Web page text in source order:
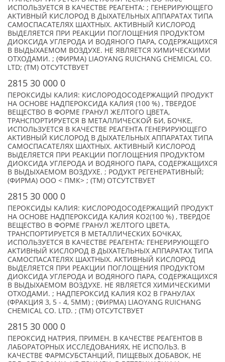
ИСПОЛЬЗУЕТСЯ В КАЧЕСТВЕ РЕАГЕНТА: ; ГЕНЕРИРУЮЩЕГО
АКТИВНЫЙ КИСЛОРОД В ДЫХАТЕЛЬНЫХ АППАРАТАХ ТИПА
САМОСПАСАТЕЛЯХ ШАХТНЫХ. АКТИВНЫЙ КИСЛОРОД
ВЫДЕЛЯЕТСЯ ПРИ РЕАКЦИИ ПОГЛОЩЕНИЯ ПРОДУКТОМ
ДИОКСИДА УГЛЕРОДА И ВОДЯНОГО ПАРА, СОДЕРЖАЩИХСЯ
В ВЫДЫХАЕМОМ ВОЗДУХЕ. НЕ ЯВЛЯЕТСЯ ХИМИЧЕСКИМИ
ОТХОДАМИ. ; (ФИРМА) LIAOYANG RUICHANG CHEMICAL CO.
LTD; (TM) ОТСУТСТВУЕТ
2815 30 000 0
ПЕРОКСИДЫ КАЛИЯ: КИСЛОРОДОСОДЕРЖАЩИЙ ПРОДУКТ
НА ОСНОВЕ НАДПЕРОКСИДА КАЛИЯ (100 %) , ТВЕРДОЕ
ВЕЩЕСТВО В ФОРМЕ ГРАНУЛ ЖЕЛТОГО ЦВЕТА,
ТРАНСПОРТИРУЕТСЯ В МЕТАЛЛИЧЕСКОЙ БИ, БОЧКЕ,
ИСПОЛЬЗУЕТСЯ В КАЧЕСТВЕ РЕАГЕНТА ГЕНЕРИРУЮЩЕГО
АКТИВНЫЙ КИСЛОРОД В ДЫХАТЕЛЬНЫХ АППАРАТАХ ТИПА
САМОСПАСАТЕЛЯХ ШАХТНЫХ. АКТИВНЫЙ КИСЛОРОД
ВЫДЕЛЯЕТСЯ ПРИ РЕАКЦИИ ПОГЛОЩЕНИЯ ПРОДУКТОМ
ДИОКСИДА УГЛЕРОДА И ВОДЯНОГО ПАРА, СОДЕРЖАЩИХСЯ
В ВЫДЫХАЕМОМ ВОЗДУХЕ. ; РОДУКТ РЕГЕНЕРАТИВНЫЙ;
(ФИРМА) ООО < ПМК> ; (TM) ОТСУТСТВУЕТ
2815 30 000 0
ПЕРОКСИДЫ КАЛИЯ: КИСЛОРОДОСОДЕРЖАЩИЙ ПРОДУКТ
НА ОСНОВЕ НАДПЕРОКСИДА КАЛИЯ KO2(100 %) , ТВЕРДОЕ
ВЕЩЕСТВО В ФОРМЕ ГРАНУЛ ЖЕЛТОГО ЦВЕТА,
ТРАНСПОРТИРУЕТСЯ В МЕТАЛЛИЧЕСКИХ БОЧКАХ,
ИСПОЛЬЗУЕТСЯ В КАЧЕСТВЕ РЕАГЕНТА: ГЕНЕРИРУЮЩЕГО
АКТИВНЫЙ КИСЛОРОД В ДЫХАТЕЛЬНЫХ АППАРАТАХ ТИПА
САМОСПАСАТЕЛЯХ ШАХТНЫХ. АКТИВНЫЙ КИСЛОРОД
ВЫДЕЛЯЕТСЯ ПРИ РЕАКЦИИ ПОГЛОЩЕНИЯ ПРОДУКТОМ
ДИОКСИДА УГЛЕРОДА И ВОДЯНОГО ПАРА, СОДЕРЖАЩИХСЯ
В ВЫДЫХАЕМОМ ВОЗДУХЕ. НЕ ЯВЛЯЕТСЯ ХИМИЧЕСКИМИ
ОТХОДАМИ. ; НАДПЕРОКСИД КАЛИЯ KO2 В ГРАНУЛАХ
(ФРАКЦИЯ 3, 5 - 4, 5ММ) ; (ФИРМА) LIAOYANG RUICHANG
CHEMICAL CO. LTD. ; (TM) ОТСУТСТВУЕТ
2815 30 000 0
ПЕРОКСИД НАТРИЯ, ПРИМЕН. В КАЧЕСТВЕ РЕАГЕНТОВ В
ЛАБОРАТОРНЫХ ИССЛЕДОВАНИЯХ, НЕ ИСПОЛЬЗ. В
КАЧЕСТВЕ ФАРМСУБСТАНЦИЙ, ПИЩЕВЫХ ДОБАВОК, НЕ